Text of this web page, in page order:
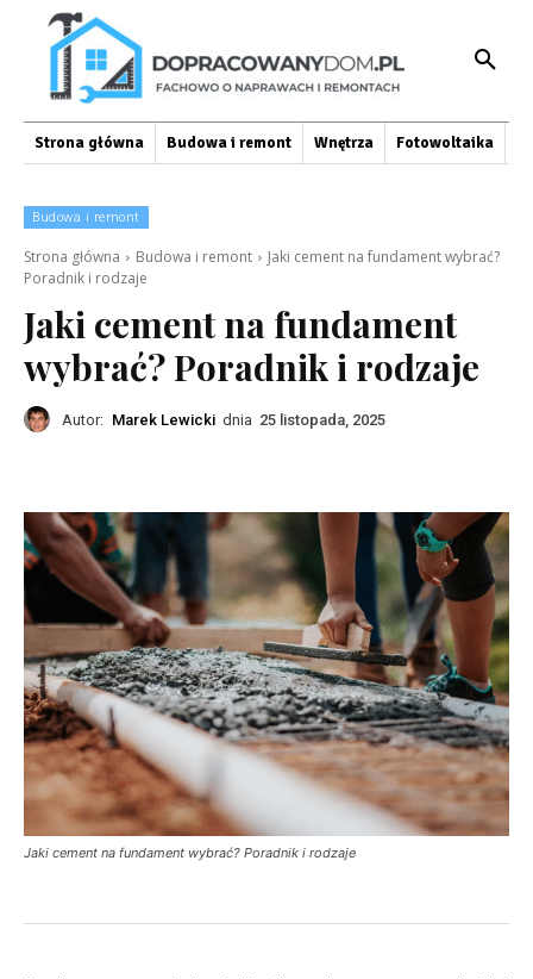
Strona główna Budowa i remont Wnętrza Fotowoltaika
Budowa i remont
Strona główna Budowa i remont
Jaki cement na fundament wybrać?
Poradnik i rodzaje
Jaki cement na fundament
wybrać? Poradnik i rodzaje
Autor: Marek Lewicki dnia 25 listopada, 2025
Jaki cement na fundament wybrać? Poradnik i rodzaje